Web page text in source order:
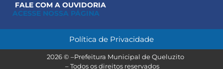
FALE COM A OUVIDORIA
ACESSE NOSSA PÁGINA
Política de Privacidade
2026 © –Prefeitura Municipal de Queluzito
– Todos os direitos reservados